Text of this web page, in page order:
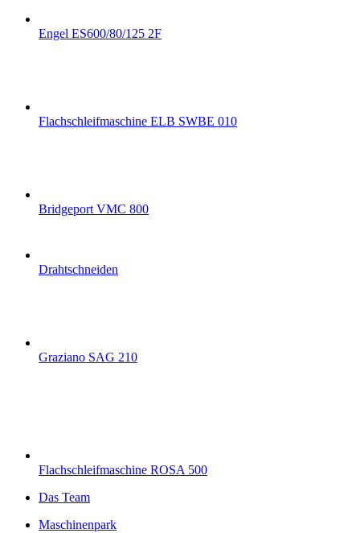
Engel ES600/80/125 2F
Flachschleifmaschine ELB SWBE 010
Bridgeport VMC 800
Drahtschneiden
Graziano SAG 210
Flachschleifmaschine ROSA 500
Das Team
Maschinenpark